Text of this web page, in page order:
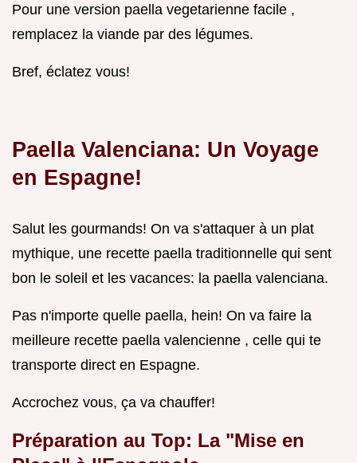
Pour une version paella vegetarienne facile ,
remplacez la viande par des légumes.
Bref, éclatez vous!
Paella Valenciana: Un Voyage
en Espagne!
Salut les gourmands! On va s'attaquer à un plat
mythique, une recette paella traditionnelle qui sent
bon le soleil et les vacances: la paella valenciana.
Pas n'importe quelle paella, hein! On va faire la
meilleure recette paella valencienne , celle qui te
transporte direct en Espagne.
Accrochez vous, ça va chauffer!
Préparation au Top: La "Mise en